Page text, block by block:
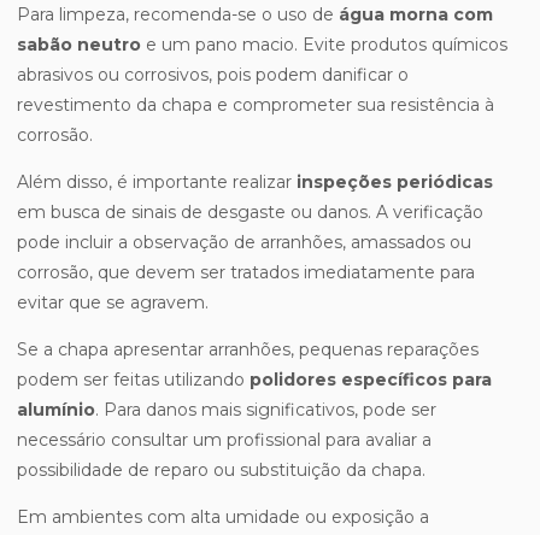
Para limpeza, recomenda-se o uso de água morna com
sabão neutro e um pano macio. Evite produtos químicos
abrasivos ou corrosivos, pois podem danificar o
revestimento da chapa e comprometer sua resistência à
corrosão.
Além disso, é importante realizar inspeções periódicas
em busca de sinais de desgaste ou danos. A verificação
pode incluir a observação de arranhões, amassados ou
corrosão, que devem ser tratados imediatamente para
evitar que se agravem.
Se a chapa apresentar arranhões, pequenas reparações
podem ser feitas utilizando polidores específicos para
alumínio. Para danos mais significativos, pode ser
necessário consultar um profissional para avaliar a
possibilidade de reparo ou substituição da chapa.
Em ambientes com alta umidade ou exposição a